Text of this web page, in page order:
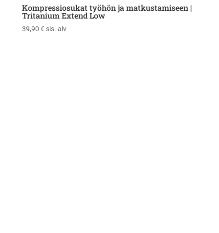
Kompressiosukat työhön ja matkustamiseen |
Tritanium Extend Low
39,90 € sis. alv